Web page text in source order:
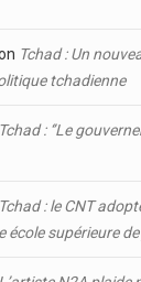
Tchad : Un
tchadienne
Tchad : ‘’Le
Tchad : le CNT
école supérieure